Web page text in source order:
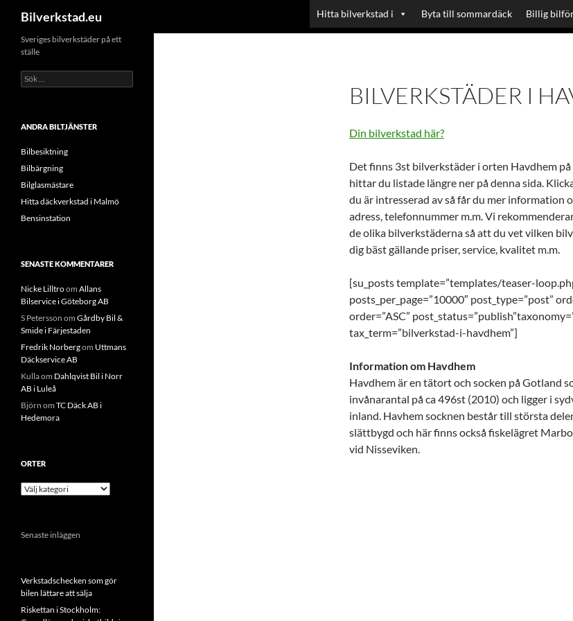
Hoppa
innehåll
Bilverkstad.eu Hitta bilverkstad i Byta till sommardäck Billig
BILVERKSTÄDER I
Din bilverkstad här?
Det finns 3st bilverkstäder i orten Havdhem
hittar du listade längre ner på denna sida.
du är intresserad av så får du mer information
adress, telefonnummer m.m. Vi
de olika bilverkstäderna så att du vet vilken
dig bäst gällande priser, service, kvalitet m.m.
[su_posts template=”templates/teaser-
posts_per_page=”10000″ post_type=”post”
order=”ASC”
tax_term=”bilverkstad-i-havdhem”]
Information om Havdhem
Havdhem är en tätort och socken på Gotland
invånarantal på ca 496st (2010) och ligger i
inland. Havhem socknen består till största
slättbygd och här finns också fiskelägret
vid Nisseviken.
Sveriges bilverkstäder på ett
ställe
Sök
efter:
ANDRA BILTJÄNSTER
Bilbesiktning
Bilbärgning
Bilglasmästare
Hitta däckverkstad i Malmö
Bensinstation
SENASTE KOMMENTARER
Nicke Lilltroom Allans
Bilservice i Göteborg AB
S Petersson om Gårdby Bil &
Smide i Färjestaden
Fredrik Norbergom Uttmans
Däckservice AB
Kullaom Dahlqvist Bil i Norr
AB i Luleå
Björn om TC Däck AB i
Hedemora
ORTER
Orter
Senaste inläggen
Verkstadschecken som gör
bilen lättare att sälja
Riskettan i Stockholm: